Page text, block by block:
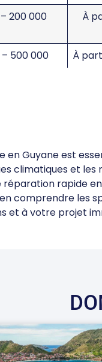
200 000
À
500 000 À
en Guyane est
climatiques et les
rapide
comprendre les
et à votre projet